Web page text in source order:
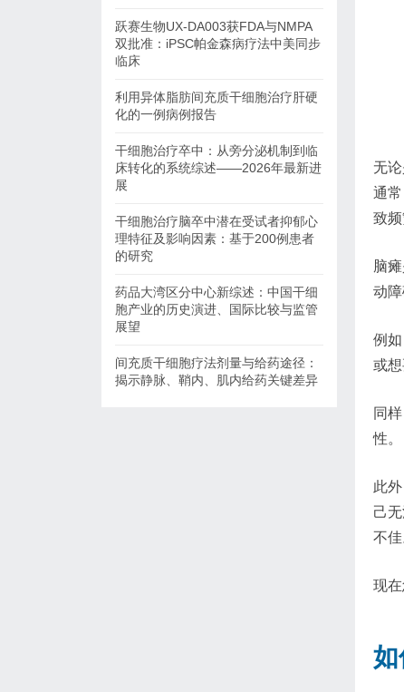
无
通
致频
脑
动
例
或
同
性。
此
己
不佳
现
如
跃赛生物UX-DA003获FDA与NMPA
双批准：iPSC帕金森病疗法中美同步
临床
利用异体脂肪间充质干细胞治疗肝硬
化的一例病例报告
干细胞治疗卒中：从旁分泌机制到临
床转化的系统综述——2026年最新进
展
干细胞治疗脑卒中潜在受试者抑郁心
理特征及影响因素：基于200例患者
的研究
药品大湾区分中心新综述：中国干细
胞产业的历史演进、国际比较与监管
展望
间充质干细胞疗法剂量与给药途径：
揭示静脉、鞘内、肌内给药关键差异